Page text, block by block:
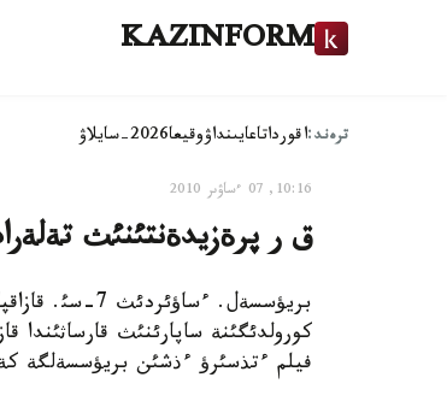
KAZINFORM
ترەند:اقورداتاعايىنداۋوقيعا2026-سايلاۋ
10:16, 07 ءساۋىر 2010
ق ر پرةزيدةنتئنئث
بريؤسسةل.
كورولدئگئنة ساپارئنئث قارساثئندا
فيلم ءتذسئرؤ ءذشئن بريؤسسةلگة